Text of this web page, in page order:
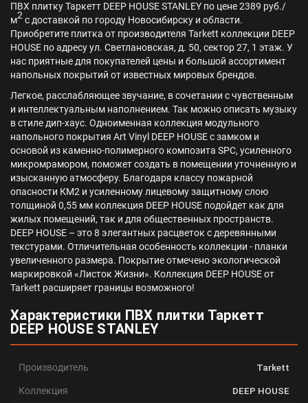
ПВХ плитку Таркетт DEEP HOUSE STANLEY по цене 2389 руб./
м2с доставкой по городу Новосибирску и области.
Приобретите плитка от производителя Tarkett коллекции DEEP
HOUSE по адресу ул. Светлановская, д. 50, сектор 27, 1 этаж. У
нас приятные для покупателей цены и большой ассортимент
напольных покрытий от известных мировых брендов.
Легкое, расслабляющее звучание, в сочетании с чувственным
и интеллектуальным наполнением. Так можно описать музыку
в стиле дип-хаус. Одноименная коллекция модульного
напольного покрытия Art Vinyl DEEP HOUSE с замком и
основой из каменно-полимерного композита SPC, усиленного
микромрамором, поможет создать в помещении уточненную и
изысканную атмосферу. Благодаря классу пожарной
опасности КМ2 и усиленному лицевому защитному слою
толщиной 0,55 мм коллекция DEEP HOUSE подойдет как для
жилых помещений, так и для общественных пространств.
DEEP HOUSE – это 8 элегантных расцветок с деревянными
текстурами. Отличительная особенность коллекции - планки
увеличенного размера. Покрытие отмечено экологической
маркировкой «Листок Жизни». Коллекция DEEP HOUSE от
Tarkett расширяет границы возможного!
Характеристики ПВХ плитки Таркетт
DEEP HOUSE STANLEY
Производитель Tarkett
Коллекция DEEP HOUSE